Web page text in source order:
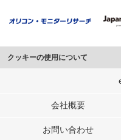
クッキーの使用について
このサイトでは Cookie を使用し
行っています。
メディアや広告配信、データ解析
会社概要
お問い合わせ